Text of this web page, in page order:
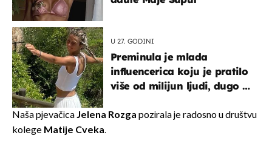
U 27. GODINI
Preminula je mlada
influencerica koju je pratilo
više od milijun ljudi, dugo se
Naša pjevačicaJelena Rozga pozirala je radosno u društvu
kolege Matije Cveka.